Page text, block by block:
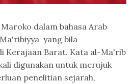
dalam bahasa Arab
yang bila
Kerajaan Barat. Kata al-Ma'rib
digunakan untuk merujuk
penelitian sejarah,